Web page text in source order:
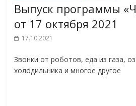
Выпуск программы
от 17 октября 2021
17.10.2021
Звонки от роботов, еда из газа,
холодильника и многое другое